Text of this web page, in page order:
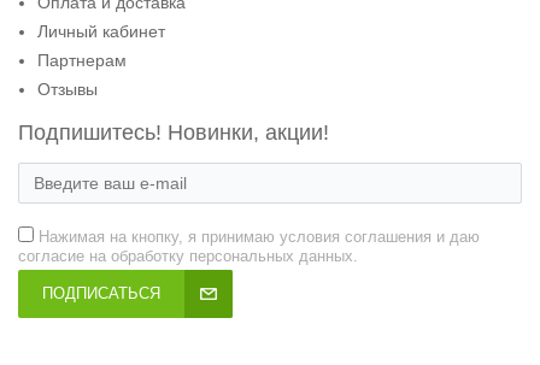
Личный кабинет
Партнерам
Отзывы
Подпишитесь! Новинки, акции!
Нажимая на кнопку, я принимаю условия соглашения и даю
согласие на обработку персональных данных.
ПОДПИСАТЬСЯ